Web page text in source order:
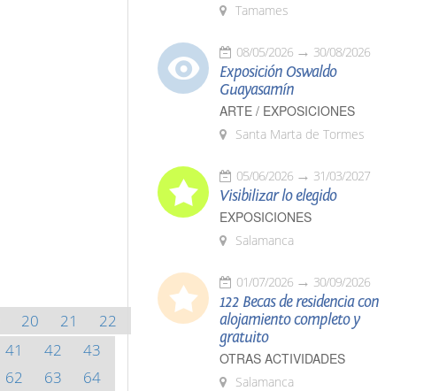
20 21
22
41 42
43
62 63
64
Tamames
08/05/2026 30/08/2026
Exposición Oswaldo
Guayasamín
ARTE / EXPOSICIONES
Santa Marta de Tormes
05/06/2026 31/03/2027
Visibilizar lo elegido
EXPOSICIONES
Salamanca
01/07/2026 30/09/2026
122 Becas de residencia con
alojamiento completo y
gratuito
OTRAS ACTIVIDADES
Salamanca